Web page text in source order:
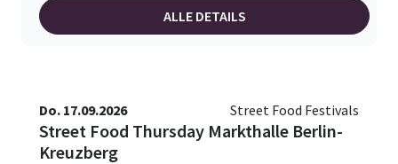
ALLE DETAILS
Do. 17.09.2026 Street Food Festivals
Street Food Thursday Markthalle Berlin-
Kreuzberg